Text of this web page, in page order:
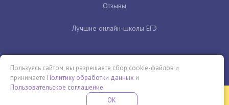
Отзывы
Лучшие онлайн-школы ЕГЭ
Бесплатная летняя школа
Пользуясь сайтом, вы разрешаете сбор cookie-файлов и
принимаете Политику обработки данных и
Пользовательское соглашение.
OK